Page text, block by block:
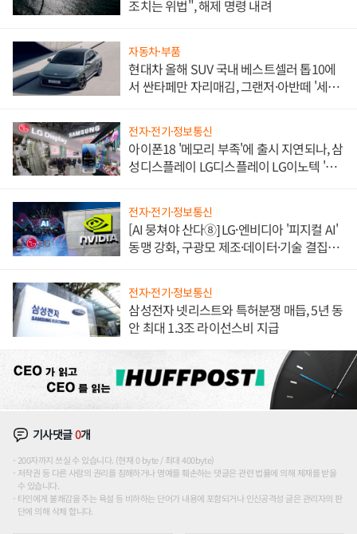
조치는 위법", 해제 명령 내려
자동차·부품
현대차 올해 SUV 국내 베스트셀러 톱10에
서 싼타페만 자리매김, 그랜저·아반떼 '세단
전자·전기·정보통신
아이폰18 '메모리 부족'에 출시 지연되나, 삼
성디스플레이 LG디스플레이 LG이노텍 '탈
전자·전기·정보통신
[AI 뭉쳐야 산다⑧] LG·엔비디아 '피지컬 AI'
동맹 강화, 구광모 제조·데이터·기술 결집
전자·전기·정보통신
삼성전자 넷리스트와 특허분쟁 매듭, 5년 동
안 최대 1.3조 라이선스비 지급
기사댓글0개
200자까지 쓰실 수 있습니다. (현재 0 byte / 최대 400byte)
저작권 등 다른 사람의 권리를 침해하거나 명예를 훼손하는 댓글은 관련 법률에 의해 제재를 받을
수 있습니다.
타인에게 불쾌감을 주는 욕설 등 비하하는 단어가 내용에 포함되거나 인신공격성 글은 관리자의 판
단에 의해 삭제 합니다.